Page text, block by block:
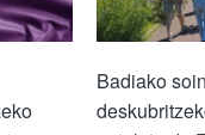
Badiako